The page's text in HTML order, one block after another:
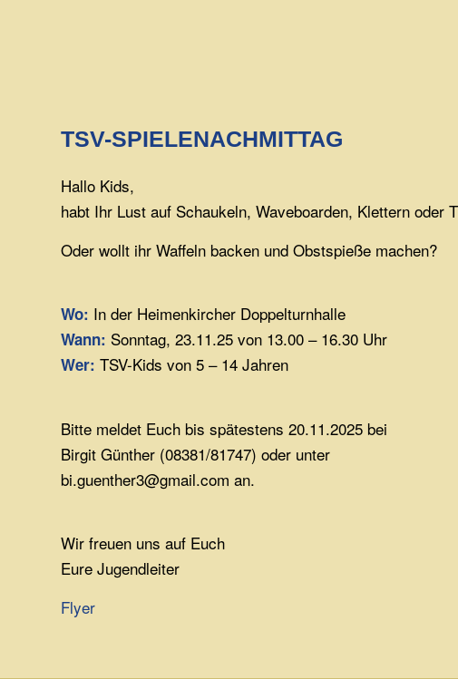
TSV-SPIELENACHMITTAG
Hallo Kids,
habt Ihr Lust auf Schaukeln, Waveboarden, Klettern oder
Oder wollt ihr Waffeln backen und Obstspieße machen?
Wo: In der Heimenkircher Doppelturnhalle
Wann: Sonntag, 23.11.25 von 13.00 – 16.30 Uhr
Wer: TSV-Kids von 5 – 14 Jahren
Bitte meldet Euch bis spätestens 20.11.2025 bei
Birgit Günther (08381/81747) oder unter
bi.guenther3@gmail.com an.
Wir freuen uns auf Euch
Eure Jugendleiter
Flyer